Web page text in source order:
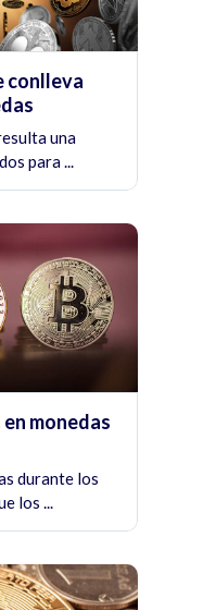
conlleva
una
para ...
monedas
durante los
los ...